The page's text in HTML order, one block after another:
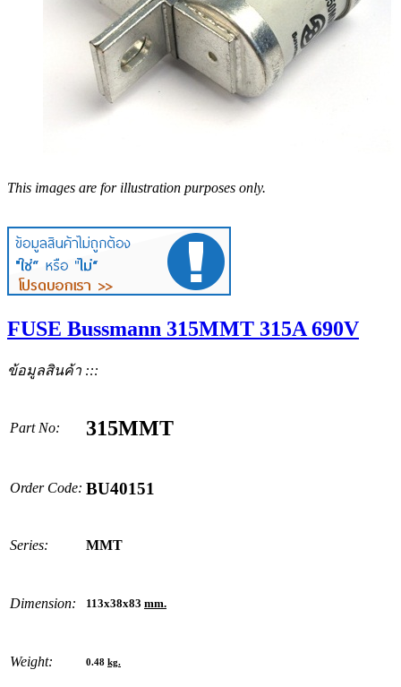
This images are for illustration purposes only.
FUSE Bussmann 315MMT 315A 690V
ข้อมูลสินค้า :::
Part No: 315MMT
Order Code: BU40151
Series: MMT
Dimension: 113x38x83 mm.
Weight: 0.48 kg.